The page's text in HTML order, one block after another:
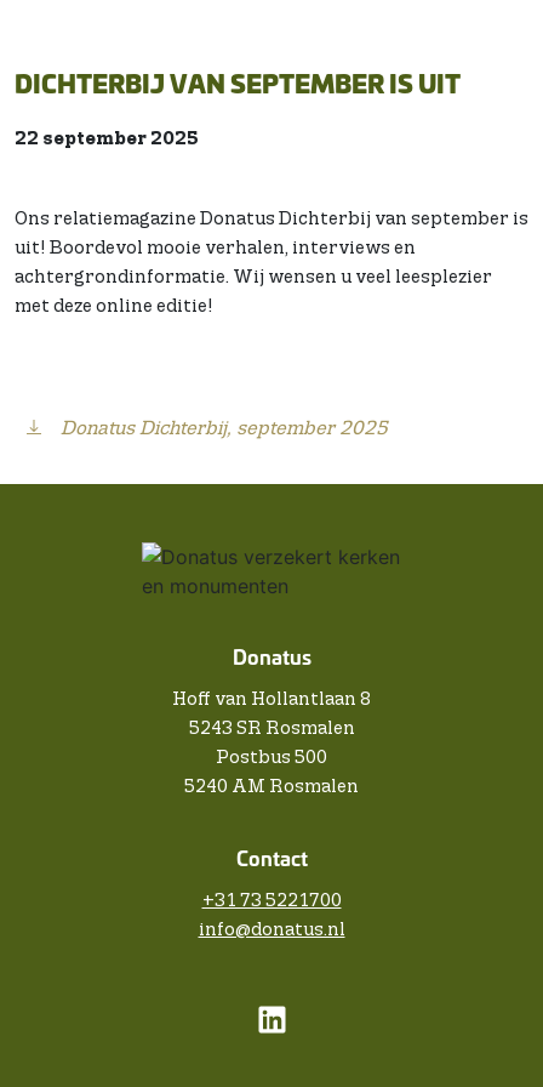
DICHTERBIJ VAN SEPTEMBER IS UIT
22 september 2025
Ons relatiemagazine Donatus Dichterbij van september is
uit! Boordevol mooie verhalen, interviews en
achtergrondinformatie. Wij wensen u veel leesplezier
met deze online editie!
Donatus Dichterbij, september 2025
Donatus
Hoff van Hollantlaan 8
5243 SR Rosmalen
Postbus 500
5240 AM Rosmalen
Contact
+31 73 5221700
info@donatus.nl